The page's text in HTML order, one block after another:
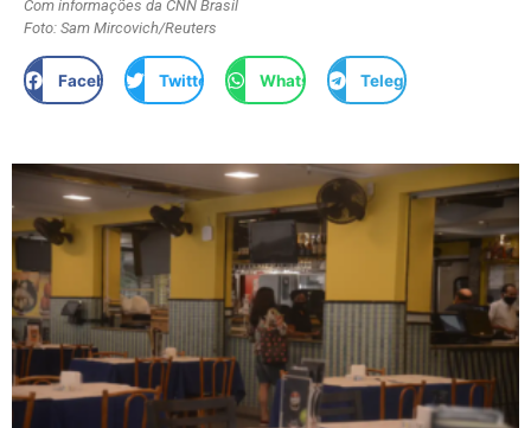
Com informações da CNN Brasil
Foto: Sam Mircovich/Reuters
Facebook Twitter WhatsApp Telegram